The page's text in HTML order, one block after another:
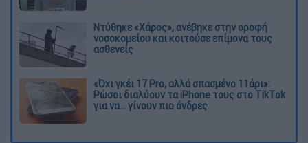
Ντύθηκε «Χάρος», ανέβηκε στην οροφή
νοσοκομείου και κοιτούσε επίμονα τους
ασθενείς
«Όχι γκέι 17 Pro, αλλά σπασμένο 11άρι»:
Ρώσοι διαλύουν τα iPhone τους στο TikTok
για να... γίνουν πιο άνδρες